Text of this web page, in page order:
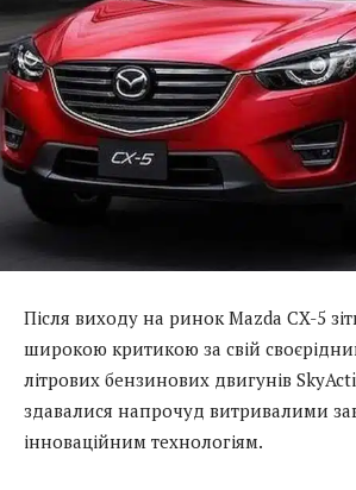
Після виходу на ринок Mazda CX-5
широкою критикою за свій
літрових бензинових двигунів
здавалися напрочуд витривалими
інноваційним технологіям.